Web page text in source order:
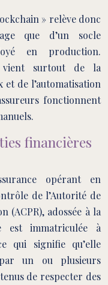
» relève donc
que d’un socle
en production.
vient surtout de la
de l’automatisation
fonctionnent
financières
opérant en
de l’Autorité de
adossée à la
est immatriculée à
qui signifie qu’elle
un ou plusieurs
de respecter des